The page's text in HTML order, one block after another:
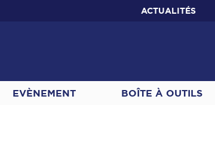
ACTUALITÉS
EVÈNEMENT BOÎTE À OUTILS